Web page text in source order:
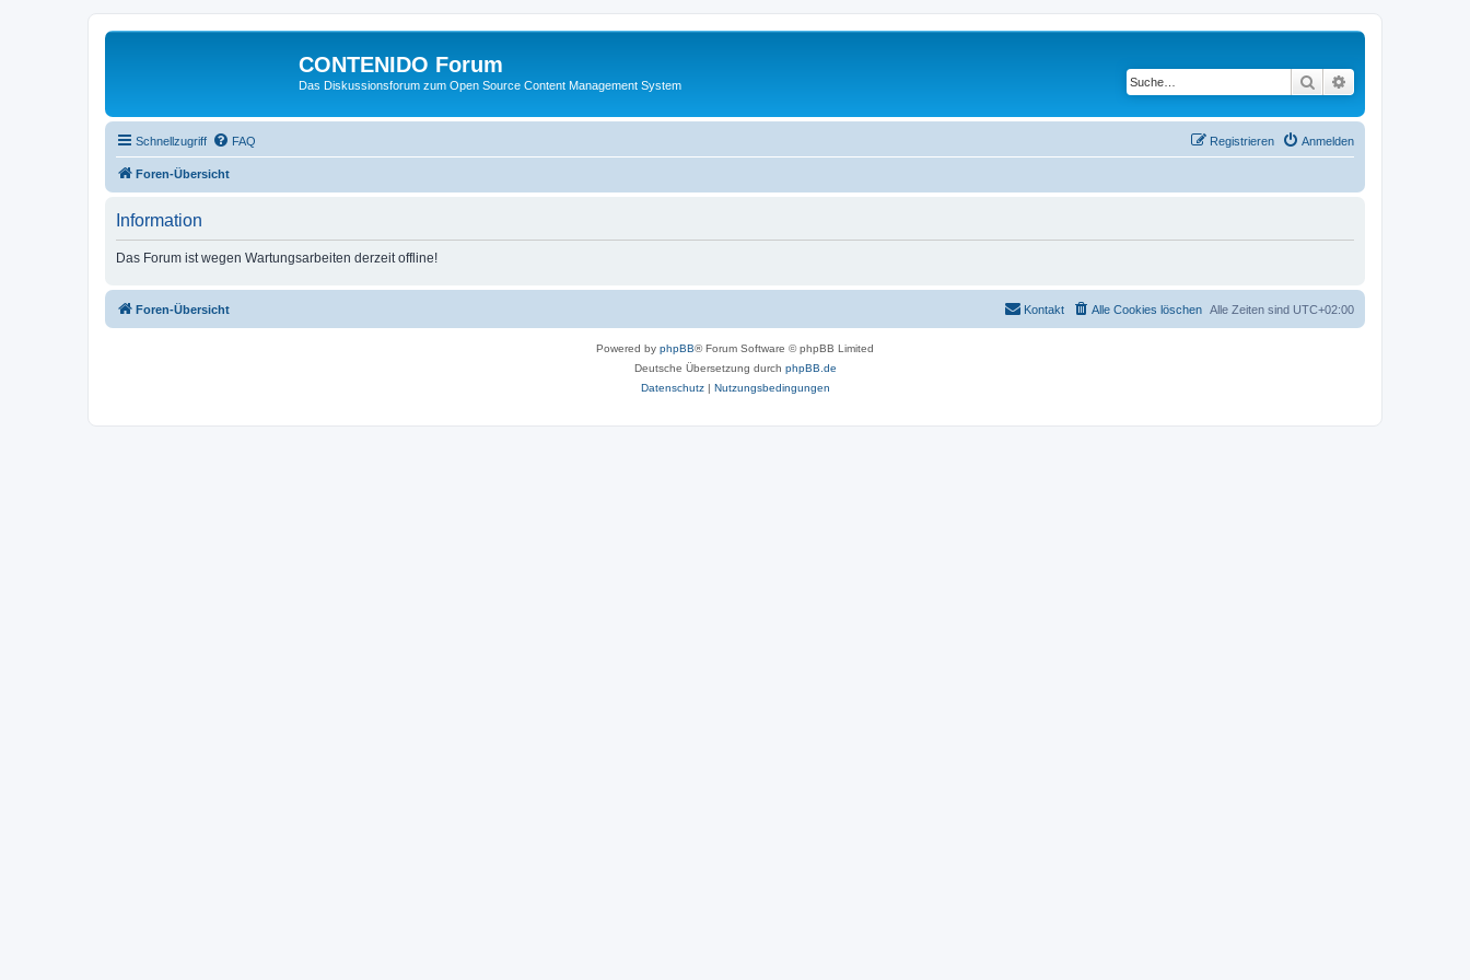
CONTENIDO Forum
Das Diskussionsforum zum Open Source Content Management System Suche
Schnellzugriff FAQ Anmelden
Registrieren
Foren-Übersicht
Information
Das Forum ist wegen Wartungsarbeiten derzeit offline!
Foren-Übersicht Alle Zeiten sind UTC+02:00
Alle Cookies löschen
Kontakt
Powered by phpBB® Forum Software © phpBB Limited
Deutsche Übersetzung durch phpBB.de
Datenschutz| Nutzungsbedingungen